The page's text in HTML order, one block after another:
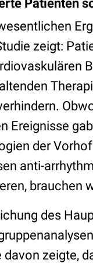
Patienten
zeigt:
Ereignisse
der
anti-
brauchen
des
zeigte,